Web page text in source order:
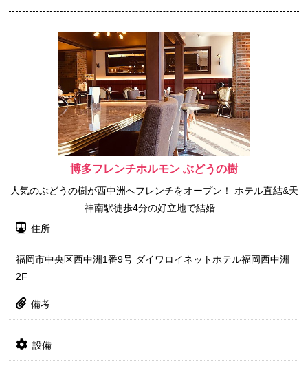
博多フレンチホルモン ぶどうの樹
人気のぶどうの樹が西中洲へフレンチをオープン！ ホテル直結&天
神南駅徒歩4分の好立地で結婚...
住所
福岡市中央区西中洲1番9号 ダイワロイネットホテル福岡西中洲
2F
備考
設備